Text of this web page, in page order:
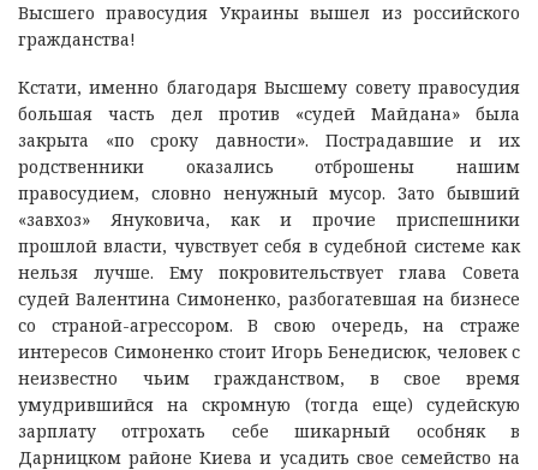
Высшего правосудия Украины вышел из российского
гражданства!
Кстати, именно благодаря Высшему совету правосудия
большая часть дел против «судей Майдана» была
закрыта «по сроку давности». Пострадавшие и их
родственники оказались отброшены нашим
правосудием, словно ненужный мусор. Зато бывший
«завхоз» Януковича, как и прочие приспешники
прошлой власти, чувствует себя в судебной системе как
нельзя лучше. Ему покровительствует глава Совета
судей Валентина Симоненко, разбогатевшая на бизнесе
со страной-агрессором. В свою очередь, на страже
интересов Симоненко стоит Игорь Бенедисюк, человек с
неизвестно чьим гражданством, в свое время
умудрившийся на скромную (тогда еще) судейскую
зарплату отгрохать себе шикарный особняк в
Дарницком районе Киева и усадить свое семейство на